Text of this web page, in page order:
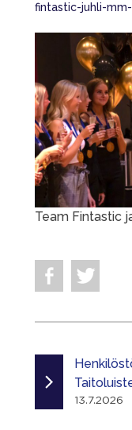
fintastic-juhli-
Team Fintastic
13.7.2026